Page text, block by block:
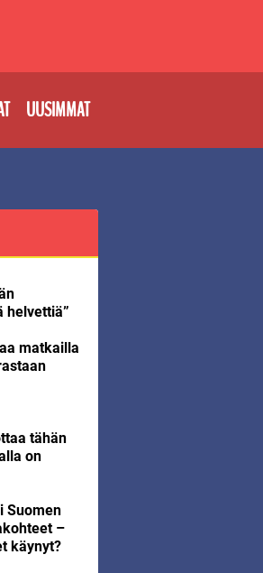
UUSIMMAT
helvettiä”
matkailla
tähän
on
Suomen
–
käynyt?